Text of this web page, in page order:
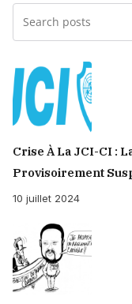
a
eu
lieu
par
l'intermédiaire
qui
a
pignon
Crise À La JCI-CI :
Provisoirement
10 juillet 2024